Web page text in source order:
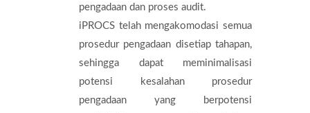
pengadaan dan proses audit.
iPROCS telah mengakomodasi semua
prosedur pengadaan disetiap tahapan,
sehingga dapat meminimalisasi
potensi kesalahan prosedur
pengadaan yang berpotensi